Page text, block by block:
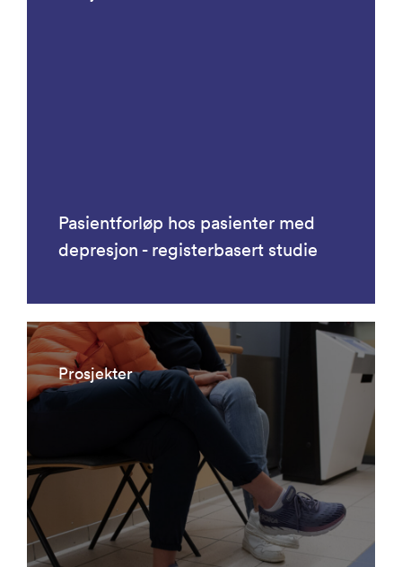
Pasientforløp hos pasienter med
depresjon - registerbasert studie
Prosjekter